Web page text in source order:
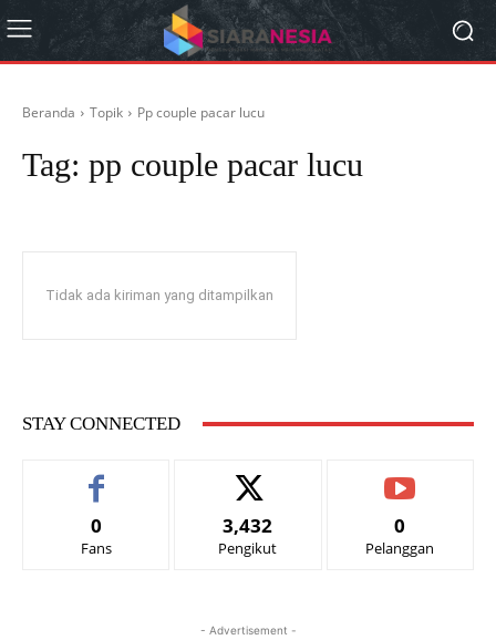
Beranda Topik Pp couple pacar lucu
Tag: pp couple pacar lucu
Tidak ada kiriman yang ditampilkan
STAY CONNECTED
0
Fans
3,432
Pengikut
0
Pelanggan
- Advertisement -